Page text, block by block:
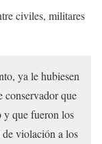
civiles, militares
ya le hubiesen
conservador que
que fueron los
de violación a los